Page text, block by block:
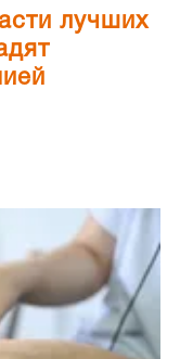
лучших